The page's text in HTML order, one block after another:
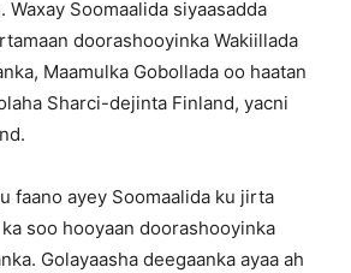
Waxay Soomaalida siyaasadda
doorashooyinka Wakiillada
Maamulka Gobollada oo haatan
Sharci-dejinta Finland, yacni
faano ayey Soomaalida ku jirta
soo hooyaan doorashooyinka
Golayaasha deegaanka ayaa ah